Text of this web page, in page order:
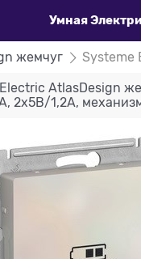
Умная
жемчуг Systeme
AtlasDesign
2х5В/1,2А,